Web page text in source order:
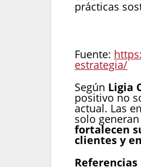
prácticas
Fuente:
estrategia/
Según Ligia
positivo no
actual. Las
solo
fortalecen
clientes y
Referencias